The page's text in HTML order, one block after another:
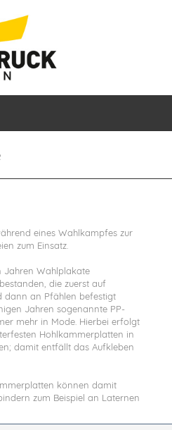
eines Wahlkampfes zur
zum Einsatz.
Jahren Wahlplakate
die zuerst auf
dann an Pfählen befestigt
Jahren sogenannte PP-
mehr in Mode. Hierbei erfolgt
Hohlkammerplatten in
damit entfällt das Aufkleben
können damit
zum Beispiel an Laternen